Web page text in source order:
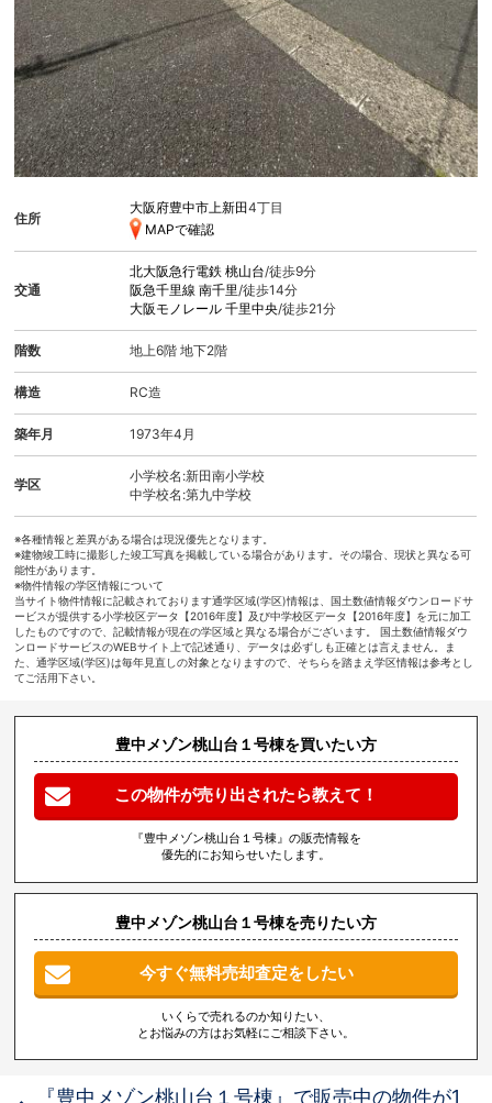
住所
大阪府豊中市上新田4丁目
MAPで確認
交通
北大阪急行電鉄桃山台/徒歩9分
阪急千里線南千里/徒歩14分
大阪モノレール千里中央/徒歩21分
階数 地上6階 地下2階
構造 RC造
築年月 1973年4月
学区
小学校名:新田南小学校
中学校名:第九中学校
※各種情報と差異がある場合は現況優先となります。
※建物竣工時に撮影した竣工写真を掲載している場合があります。その場合、現状と異なる可
能性があります。
※物件情報の学区情報について
当サイト物件情報に記載されております通学区域(学区)情報は、国土数値情報ダウンロードサ
ービスが提供する小学校区データ【2016年度】及び中学校区データ【2016年度】を元に加工
したものですので、記載情報が現在の学区域と異なる場合がございます。 国土数値情報ダウ
ンロードサービスのWEBサイト上で記述通り、データは必ずしも正確とは言えません。ま
た、通学区域(学区)は毎年見直しの対象となりますので、そちらを踏まえ学区情報は参考とし
てご活用下さい。
豊中メゾン桃山台１号棟を買いたい方
この物件が売り出されたら教えて！
『豊中メゾン桃山台１号棟』の販売情報を
優先的にお知らせいたします。
豊中メゾン桃山台１号棟を売りたい方
今すぐ無料売却査定をしたい
いくらで売れるのか知りたい、
とお悩みの方はお気軽にご相談下さい。
『豊中メゾン桃山台１号棟』で販売中の物件が1